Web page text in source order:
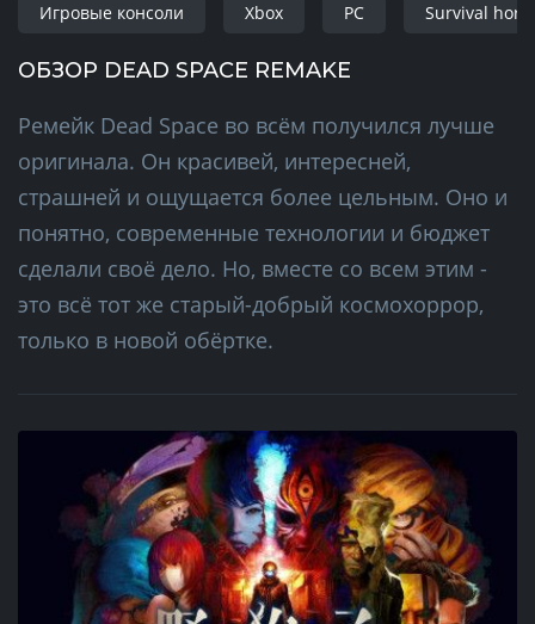
Игровые консоли Xbox PC Survival
ОБЗОР DEAD SPACE REMAKE
Ремейк Dead Space во всём получился лучше
оригинала. Он красивей, интересней,
страшней и ощущается более цельным. Оно и
понятно, современные технологии и бюджет
сделали своё дело. Но, вместе со всем этим -
это всё тот же старый-добрый космохоррор,
только в новой обёртке.